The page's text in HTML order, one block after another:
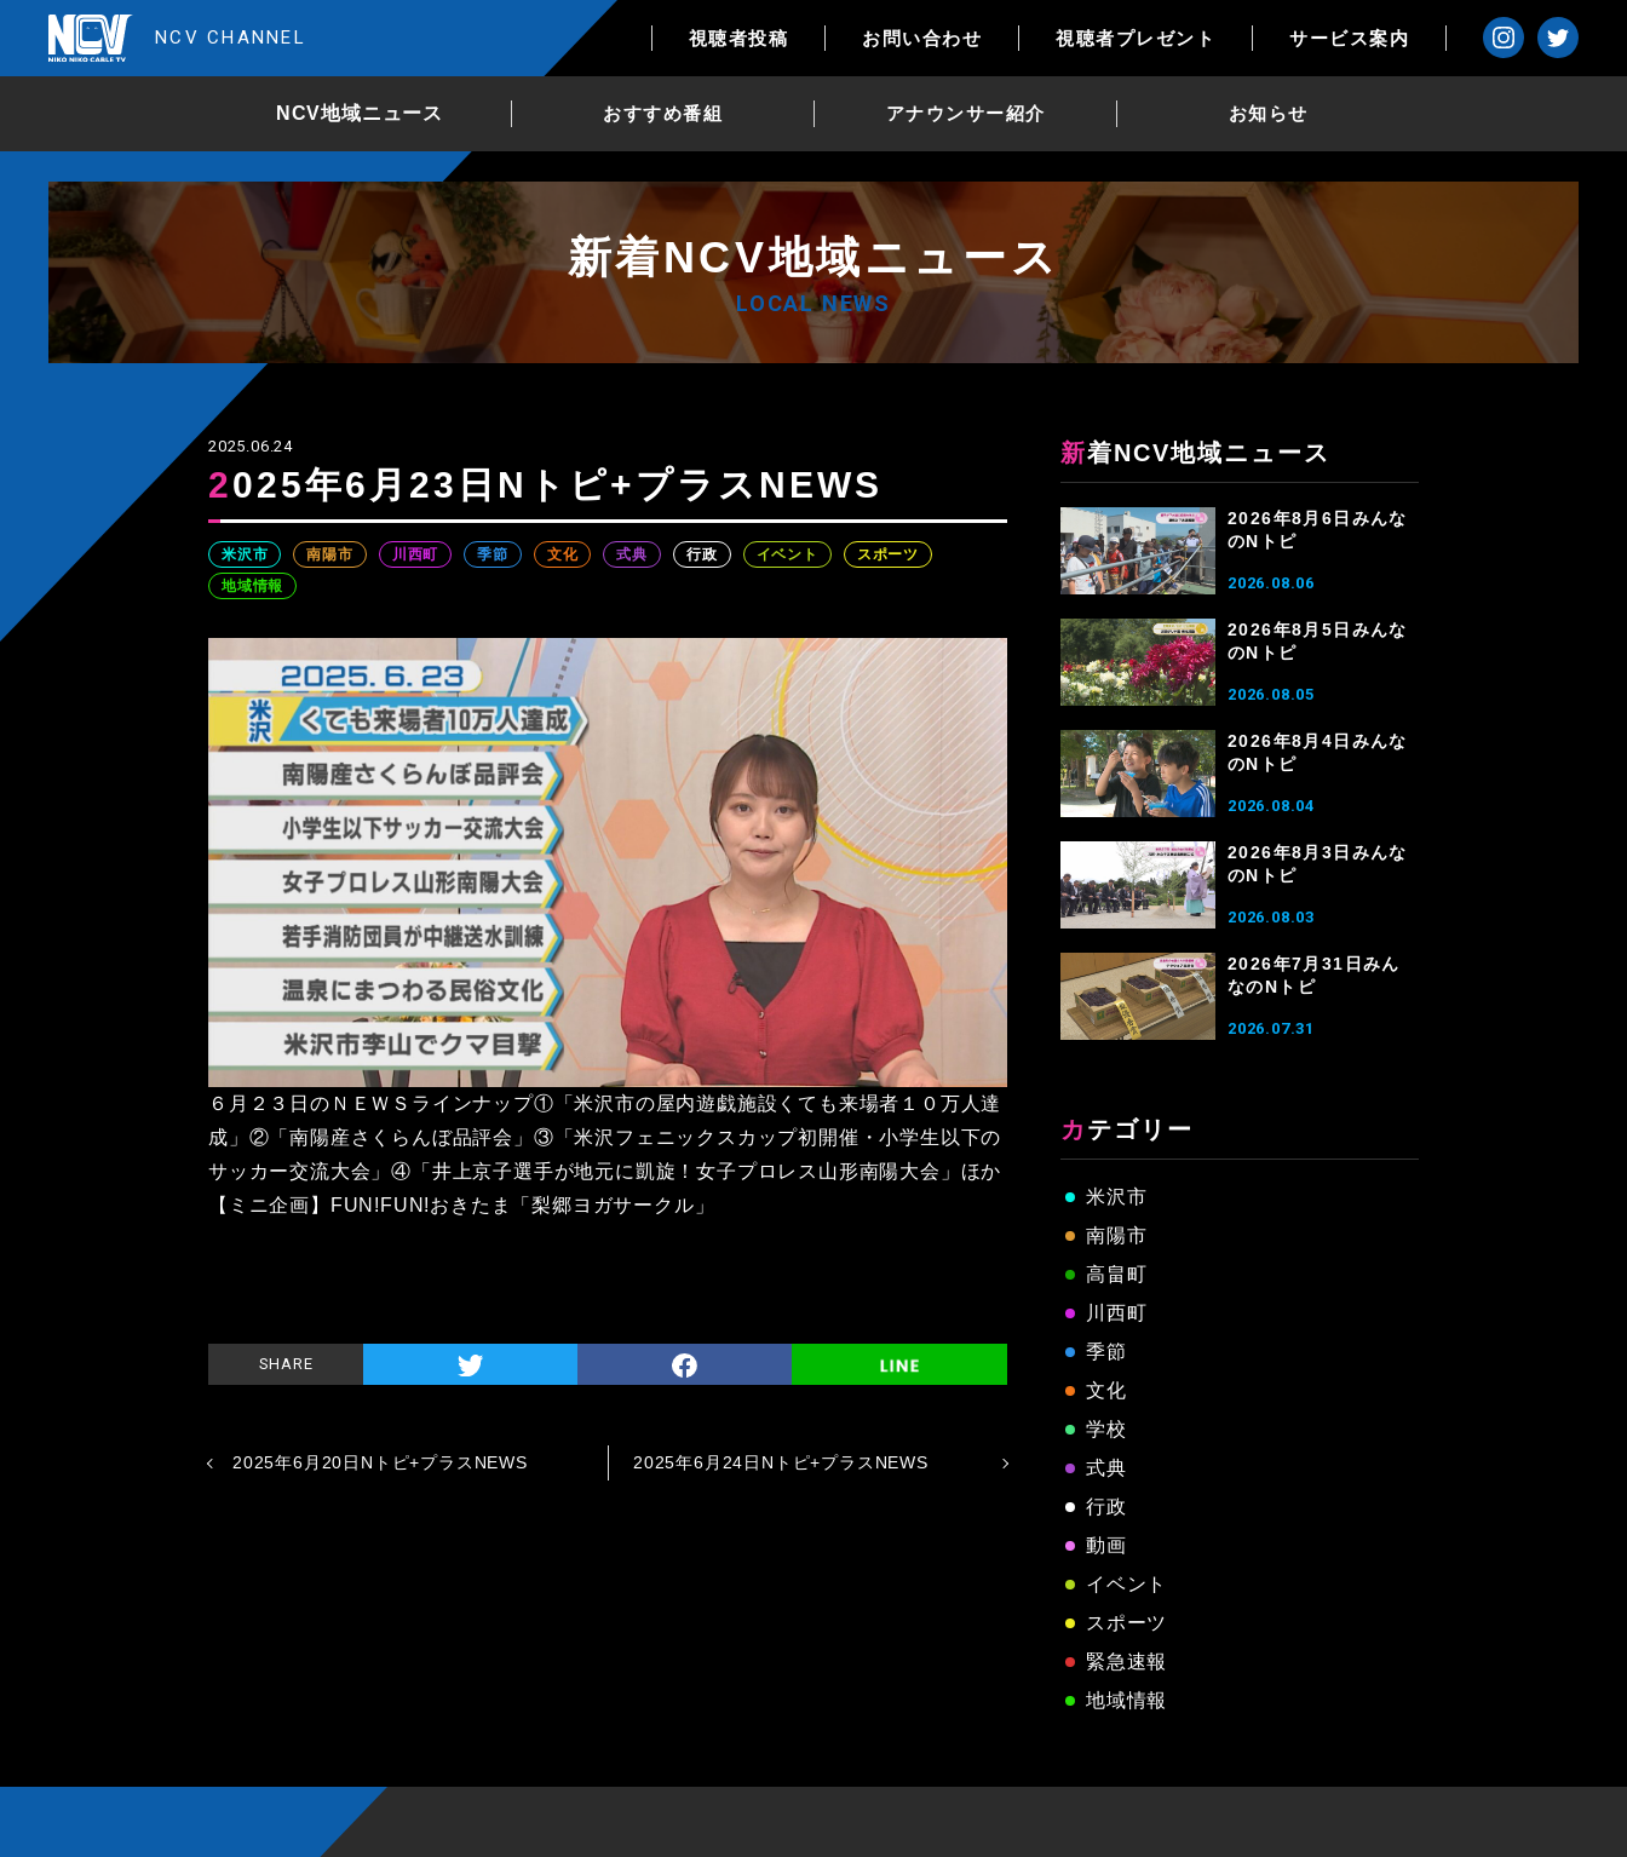
NCV CHANNEL 視聴者投稿 お問い合わせ 視聴者プレゼント サービス案内
NCV地域ニュース おすすめ番組 アナウンサー紹介 お知らせ
新着NCV地域ニュース
LOCAL NEWS
2025.06.24
2025年6月23日Nトピ+プラスNEWS
米沢市 南陽市 川西町 季節 文化 式典 行政 イベント
スポーツ
地域情報
６月２３日のＮＥＷＳラインナップ①「米沢市の屋内遊戯施設くても来場者１０万人達
成」②「南陽産さくらんぼ品評会」③「米沢フェニックスカップ初開催・小学生以下の
サッカー交流大会」④「井上京子選手が地元に凱旋！女子プロレス山形南陽大会」ほか
【ミニ企画】FUN!FUN!おきたま「梨郷ヨガサークル」
SHARE
2025年6月20日Nトピ+プラスNEWS 2025年6月24日Nトピ+プラスNEWS
新着NCV地域ニュース
2026年8月6日みんな
のNトピ
2026.08.06
2026年8月5日みんな
のNトピ
2026.08.05
2026年8月4日みんな
のNトピ
2026.08.04
2026年8月3日みんな
のNトピ
2026.08.03
2026年7月31日みん
なのNトピ
2026.07.31
カテゴリー
米沢市
南陽市
高畠町
川西町
季節
文化
学校
式典
行政
動画
イベント
スポーツ
緊急速報
地域情報